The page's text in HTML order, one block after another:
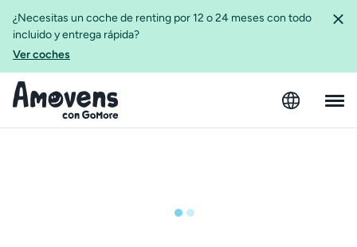
¿Necesitas un coche de renting por 12 o 24 meses con todo
incluido y entrega rápida?
Ver coches